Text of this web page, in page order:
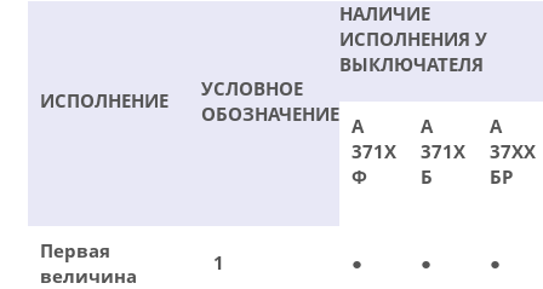
ИСПОЛНЕНИЕ
УСЛОВНОЕ
ОБОЗНАЧЕНИЕ
НАЛИЧИЕ
ИСПОЛНЕНИЯ У
ВЫКЛЮЧАТЕЛЯ
А
371Х
Ф
А
371Х
Б
А
37ХХ
БР
Первая
величина
1 ● ● ●